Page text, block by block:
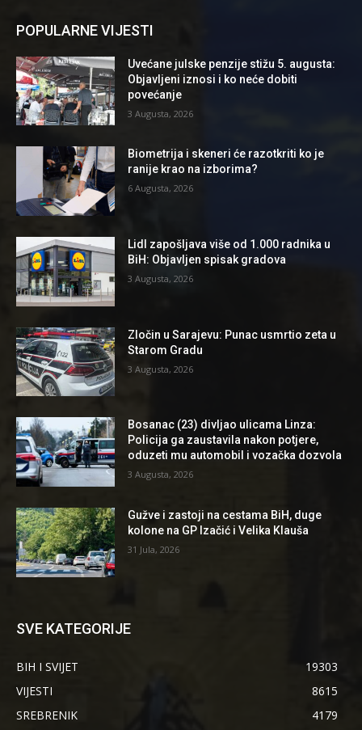
POPULARNE VIJESTI
Uvećane julske penzije stižu 5. augusta:
Objavljeni iznosi i ko neće dobiti
povećanje
3 Augusta, 2026
Biometrija i skeneri će razotkriti ko je
ranije krao na izborima?
6 Augusta, 2026
Lidl zapošljava više od 1.000 radnika u
BiH: Objavljen spisak gradova
3 Augusta, 2026
Zločin u Sarajevu: Punac usmrtio zeta u
Starom Gradu
3 Augusta, 2026
Bosanac (23) divljao ulicama Linza:
Policija ga zaustavila nakon potjere,
oduzeti mu automobil i vozačka dozvola
3 Augusta, 2026
Gužve i zastoji na cestama BiH, duge
kolone na GP Izačić i Velika Klauša
31 Jula, 2026
SVE KATEGORIJE
BIH I SVIJET
19303
VIJESTI
8615
SREBRENIK
4179